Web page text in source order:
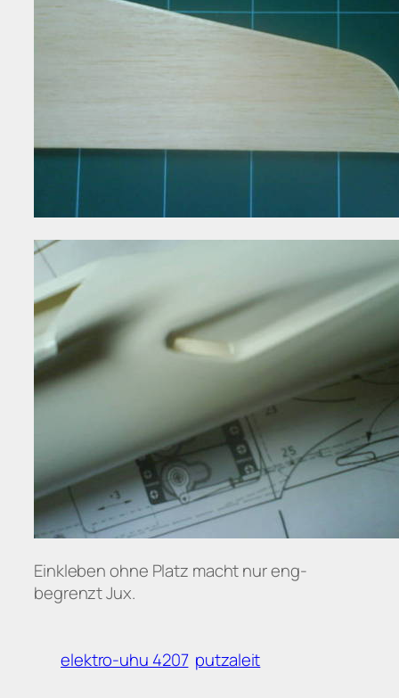
Einkleben ohne Platz macht nur eng-
begrenzt Jux.
elektro-uhu 4207 putzaleit